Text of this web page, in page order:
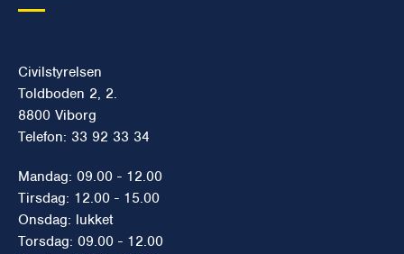
Civilstyrelsen
Toldboden 2, 2.
8800 Viborg
Telefon: 33 92 33 34
Mandag: 09.00 - 12.00
Tirsdag: 12.00 - 15.00
Onsdag: lukket
Torsdag: 09.00 - 12.00